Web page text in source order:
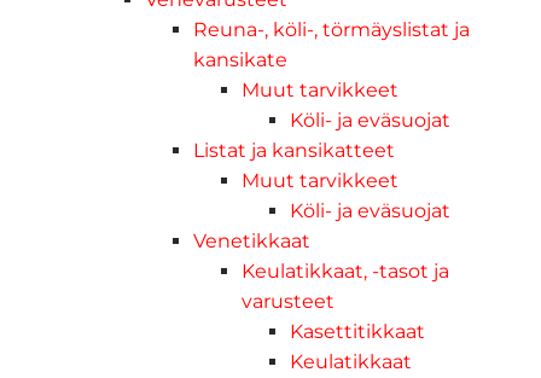
Reuna-, köli-, törmäyslistat ja
kansikate
Muut tarvikkeet
Köli- ja eväsuojat
Listat ja kansikatteet
Muut tarvikkeet
Köli- ja eväsuojat
Venetikkaat
Keulatikkaat, -tasot ja
varusteet
Kasettitikkaat
Keulatikkaat